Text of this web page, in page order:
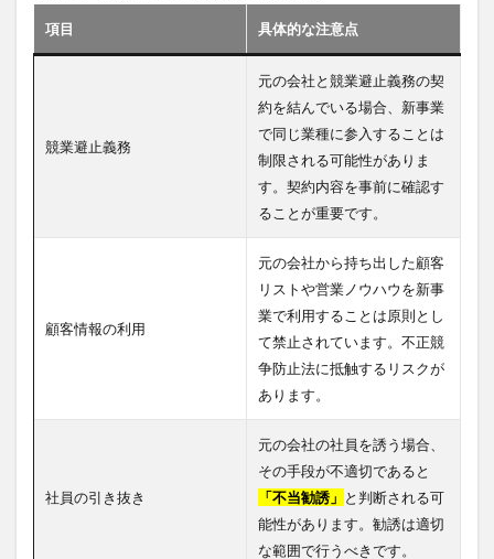
項目 具体的な注意点
競業避止義務
元の会社と競業避止義務の契
約を結んでいる場合、新事業
で同じ業種に参入することは
制限される可能性がありま
す。契約内容を事前に確認す
ることが重要です。
顧客情報の利用
元の会社から持ち出した顧客
リストや営業ノウハウを新事
業で利用することは原則とし
て禁止されています。不正競
争防止法に抵触するリスクが
あります。
社員の引き抜き
元の会社の社員を誘う場合、
その手段が不適切であると
「不当勧誘」 と判断される可
能性があります。勧誘は適切
な範囲で行うべきです。